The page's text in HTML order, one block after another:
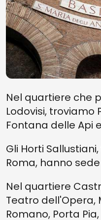
Nel quartiere che
Lodovisi, troviamo
Fontana delle Api
Gli Horti
Roma, hanno
Nel quartiere
Teatro dell'Opera,
Romano, Porta